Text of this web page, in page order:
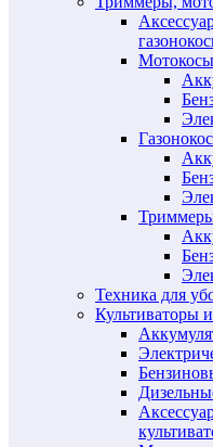
Мотокосы
Техника для
Культиваторы